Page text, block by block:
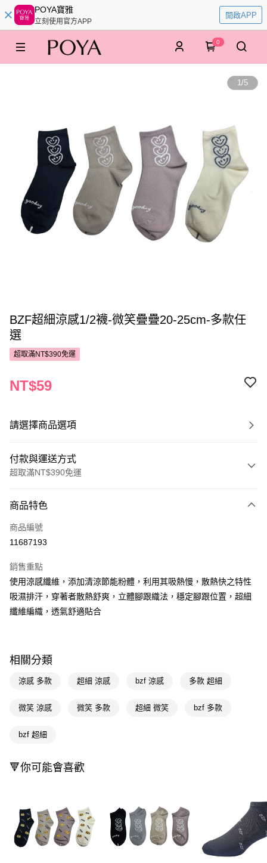
POYA寶雅
立刻使用官方APP
開啟APP
0
1/5
BZF超細涼感1/2襪-微笑疊疊20-25cm-多款任
選
超取滿NT$390免運
NT$59
請選擇商品選項
付款與運送方式
超取滿NT$390免運
POYA支付
信用卡一次付款
LINE Pay
Apple Pay
Google Pay
相關說明
便利好安心！
２．便利：只要手機號碼，簡訊認證，即可結帳。
３．安心：先確認商品／服務後，再付款。
１．於結帳方式選擇「AFTEE先享後付」後，將跳轉至「AFTEE先享後付」
結帳頁面，進行簡訊認證並確認金額後，即可完成結帳。
２．訂單成立數日內，您將收到繳費通知簡訊。
３．收到繳費通知簡訊後14天內，點擊此簡訊中的連結，可透過四大超商／
ATM／網路銀行／等多元方式進行付款，方視為交易完成。
※ 請注意：結帳手續完成當下不需立刻繳費，但若您需要取消訂單，請聯絡
全家取貨付款
付款後全家取貨
每筆NT$65，滿NT$390(含以上)免運費
商品特色
商品編號
11687193
銷售重點
使用涼感纖維，添加清涼節能粉體，利用其吸熱慢，散熱快之特性
吸濕排汗，穿著者散熱舒爽，立體腳跟織法，穩定腳跟位置，超細
纖維編織，透氣舒適貼合
相關分類
涼感 多款 超細 涼感 bzf 涼感 多款 超細
微笑 涼感 微笑 多款 超細 微笑 bzf 多款
bzf 超細
🔻你可能會喜歡